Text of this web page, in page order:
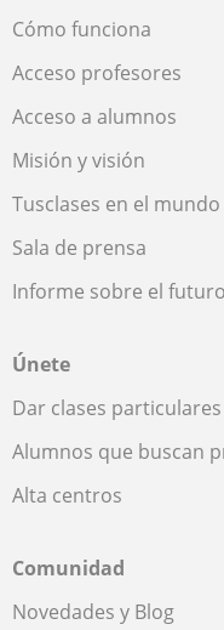
Cómo funciona
Acceso profesores
Acceso a alumnos
Misión y visión
Tusclases en el mundo
Sala de prensa
Informe sobre el
Únete
Dar clases particulares
Alumnos que buscan
Alta centros
Comunidad
Novedades y Blog